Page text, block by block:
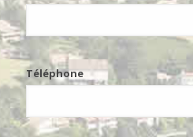
Téléphone